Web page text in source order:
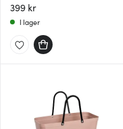
399 kr
I lager